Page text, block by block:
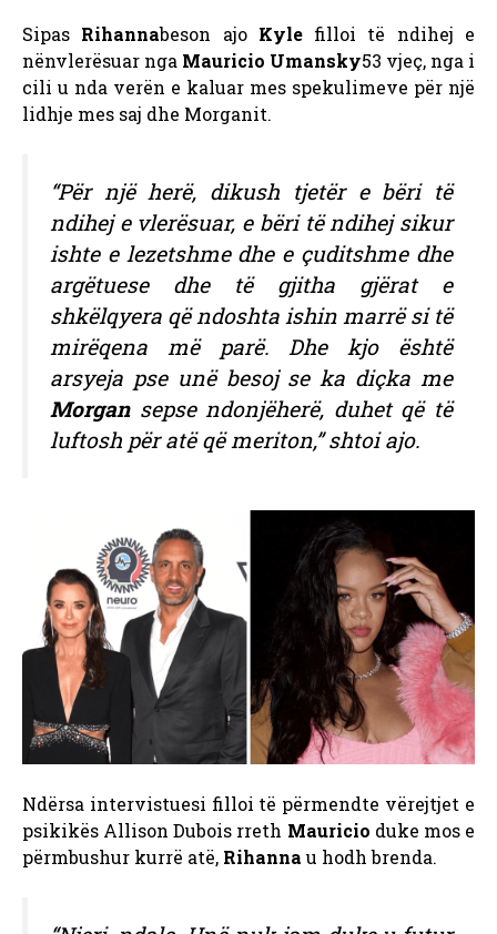
Sipas Rihannabeson ajo Kylefilloi të ndihej e
nënvlerësuar nga Mauricio Umansky53 vjeç, nga i
cili u nda verën e kaluar mes spekulimeve për një
lidhje mes saj dhe Morganit.
“Për një herë, dikush tjetër e bëri të
ndihej e vlerësuar, e bëri të ndihej sikur
ishte e lezetshme dhe e çuditshme dhe
argëtuese dhe të gjitha gjërat e
shkëlqyera që ndoshta ishin marrë si të
mirëqena më parë. Dhe kjo është
arsyeja pse unë besoj se ka diçka me
Morgansepse ndonjëherë, duhet që të
luftosh për atë që meriton,” shtoi ajo.
Ndërsa intervistuesi filloi të përmendte vërejtjet e
psikikës Allison Dubois rreth Mauricio duke mos e
përmbushur kurrë atë, Rihanna u hodh brenda.